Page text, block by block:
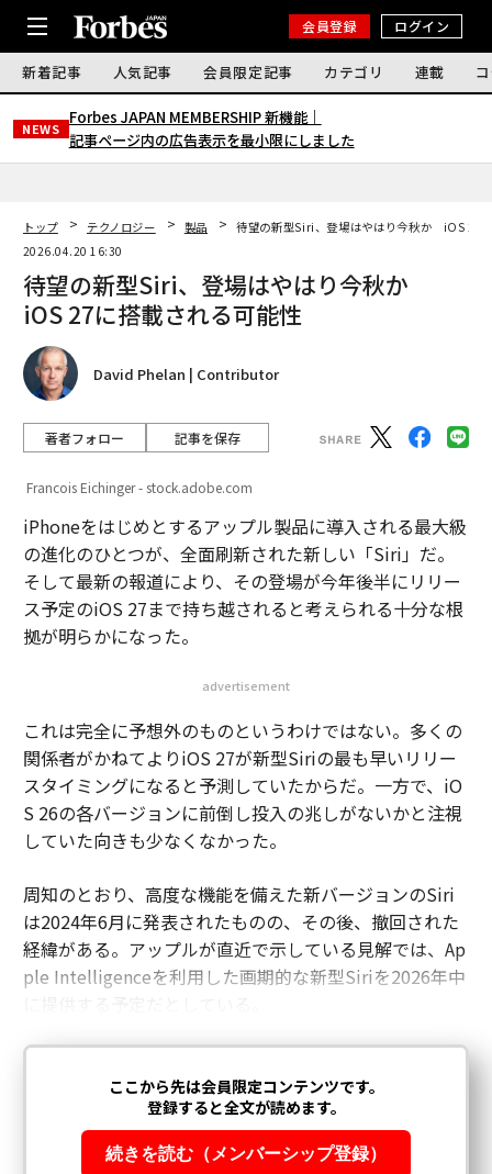
会員登録 ログイン
新着記事 人気記事 会員限定記事 カテゴリ 連載
NEWS
Forbes JAPAN MEMBERSHIP 新機能｜
記事ページ内の広告表示を最小限にしました
トップ テクノロジー 製品
待望の新型Siri、登場はやはり今秋か iOS 27
2026.04.20 16:30
待望の新型Siri、登場はやはり今秋か
iOS 27に搭載される可能性
David Phelan | Contributor
著者フォロー 記事を保存
Francois Eichinger - stock.adobe.com
iPhoneをはじめとするアップル製品に導入される最大級
の進化のひとつが、全面刷新された新しい「Siri」だ。
そして最新の報道により、その登場が今年後半にリリー
ス予定のiOS 27まで持ち越されると考えられる十分な根
拠が明らかになった。
advertisement
これは完全に予想外のものというわけではない。多くの
関係者がかねてよりiOS 27が新型Siriの最も早いリリー
スタイミングになると予測していたからだ。一方で、iO
S 26の各バージョンに前倒し投入の兆しがないかと注視
していた向きも少なくなかった。
周知のとおり、高度な機能を備えた新バージョンのSiri
は2024年6月に発表されたものの、その後、撤回された
経緯がある。アップルが直近で示している見解では、Ap
ple Intelligenceを利用した画期的な新型Siriを2026年中